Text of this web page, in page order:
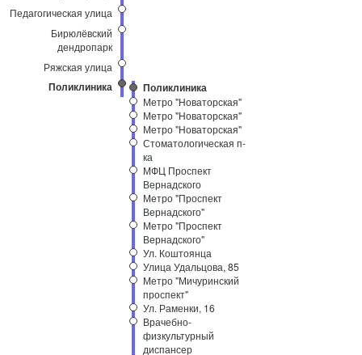
Педагогическая улица
Бирюлёвский
дендропарк
Ряжская улица
Поликлиника Поликлиника
Метро "Новаторская"
Метро "Новаторская"
Метро "Новаторская"
Стоматологическая п-
ка
МФЦ Проспект
Вернадского
Метро "Проспект
Вернадского"
Метро "Проспект
Вернадского"
Ул. Коштоянца
Улица Удальцова, 85
Метро "Мичуринский
проспект"
Ул. Раменки, 16
Врачебно-
физкультурный
диспансер